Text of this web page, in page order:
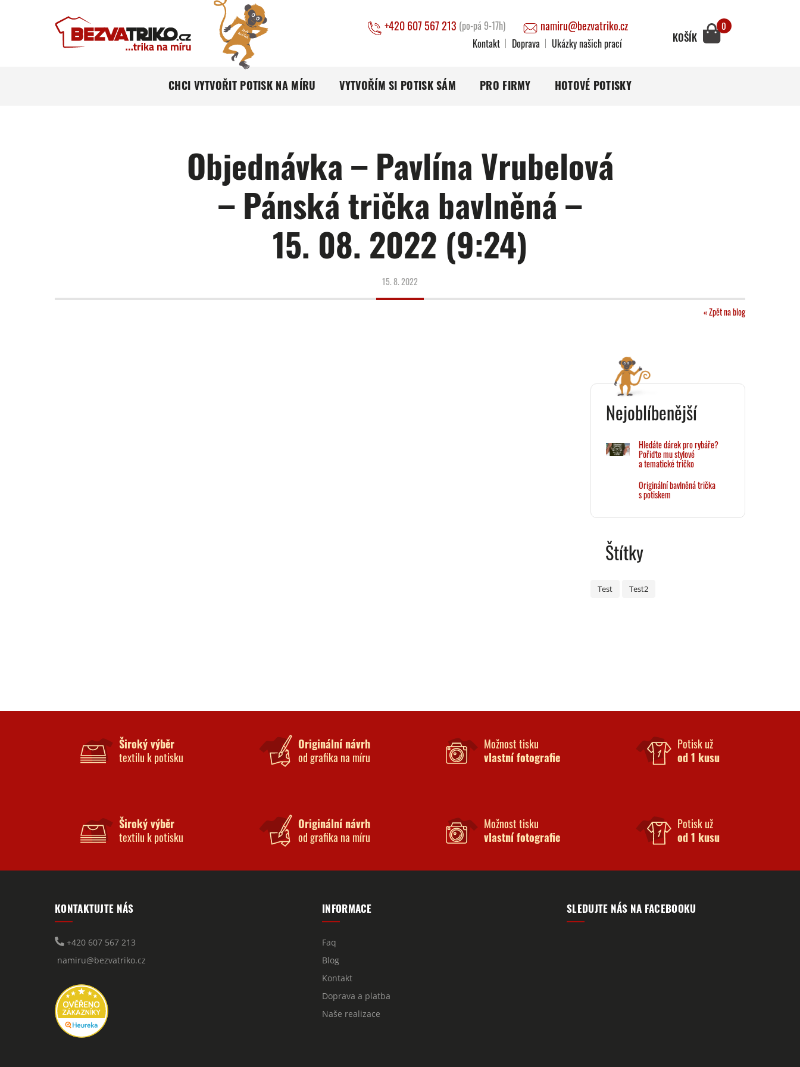
+420 607 567 213 (po-pá 9-17h) namiru@bezvatriko.cz
Kontakt Doprava Ukázky našich prací KOŠÍK
0
CHCI VYTVOŘIT POTISK NA MÍRU VYTVOŘÍM SI POTISK SÁM PRO FIRMY HOTOVÉ POTISKY
Objednávka – Pavlína Vrubelová
– Pánská trička bavlněná –
15. 08. 2022 (9:24)
15. 8. 2022
« Zpět na blog
Nejoblíbenější
Hledáte dárek pro rybáře?
Pořiďte mu stylové
a tematické tričko
Originální bavlněná trička
s potiskem
Štítky
Test Test2
Široký výběr
textilu k potisku
Originální návrh
od grafika na míru
Možnost tisku
vlastní fotografie
Potisk už
od 1 kusu
Široký výběr
textilu k potisku
Originální návrh
od grafika na míru
Možnost tisku
vlastní fotografie
Potisk už
od 1 kusu
KONTAKTUJTE NÁS
+420 607 567 213
namiru@bezvatriko.cz
INFORMACE
Faq
Blog
Kontakt
Doprava a platba
Naše realizace
SLEDUJTE NÁS NA FACEBOOKU